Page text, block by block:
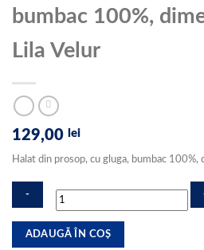
bumbac 100%,
Lila Velur
129,00 lei
Halat din prosop, cu gluga, bumbac 100%,
Cantitate
ADAUGĂ ÎN COȘ